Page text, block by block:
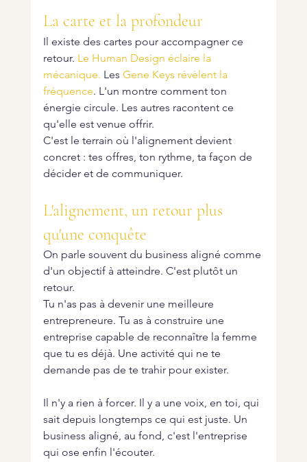
La carte et la profondeur
Il existe des cartes pour accompagner ce
retour. Le Human Design éclaire la
mécanique. Les Gene Keys révèlent la
fréquence. L'un montre comment ton
énergie circule. Les autres racontent ce
qu'elle est venue offrir.
C'est le terrain où l'alignement devient
concret : tes offres, ton rythme, ta façon de
décider et de communiquer.
L'alignement, un retour plus
qu'une conquête
On parle souvent du business aligné comme
d'un objectif à atteindre. C'est plutôt un
retour.
Tu n'as pas à devenir une meilleure
entrepreneure. Tu as à construire une
entreprise capable de reconnaître la femme
que tu es déjà. Une activité qui ne te
demande pas de te trahir pour exister.
Il n'y a rien à forcer. Il y a une voix, en toi, qui
sait depuis longtemps ce qui est juste. Un
business aligné, au fond, c'est l'entreprise
qui ose enfin l'écouter.